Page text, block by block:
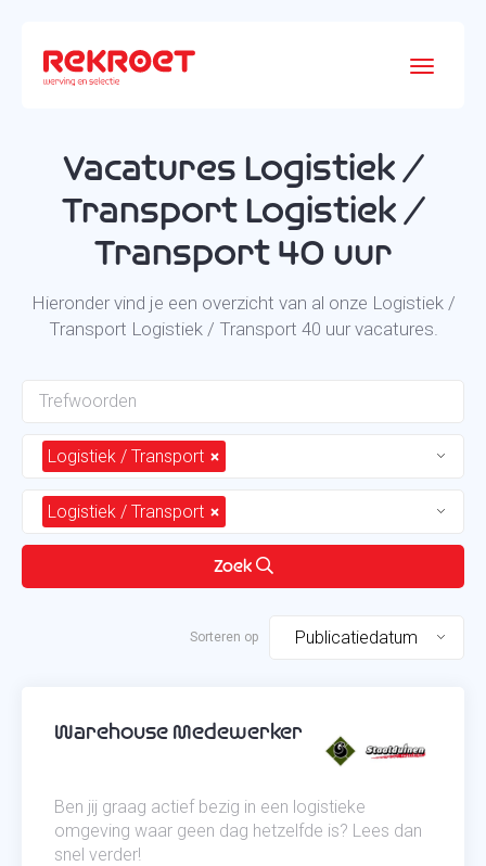
Vacatures Logistiek /
Transport Logistiek /
Transport 40 uur
Hieronder vind je een overzicht van al onze Logistiek /
Transport Logistiek / Transport 40 uur vacatures.
Logistiek / Transport
Logistiek / Transport
Zoek
Publicatiedatum
Warehouse Medewerker
Ben jij graag actief bezig in een logistieke
omgeving waar geen dag hetzelfde is? Lees dan
snel verder!